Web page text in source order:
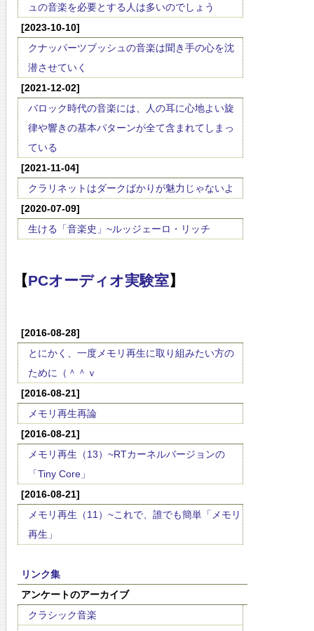
ュの音楽を必要とする人は多いのでしょう
[2023-10-10]
クナッパーツブッシュの音楽は聞き手の心を沈
潜させていく
[2021-12-02]
バロック時代の音楽には、人の耳に心地よい旋
律や響きの基本パターンが全て含まれてしまっ
ている
[2021-11-04]
クラリネットはダークばかりが魅力じゃないよ
[2020-07-09]
生ける「音楽史」~ルッジェーロ・リッチ
【PCオーディオ実験室】
[2016-08-28]
とにかく、一度メモリ再生に取り組みたい方の
ために（＾＾ｖ
[2016-08-21]
メモリ再生再論
[2016-08-21]
メモリ再生（13）~RTカーネルバージョンの
「Tiny Core」
[2016-08-21]
メモリ再生（11）~これで、誰でも簡単「メモリ
再生」
リンク集
アンケートのアーカイブ
クラシック音楽